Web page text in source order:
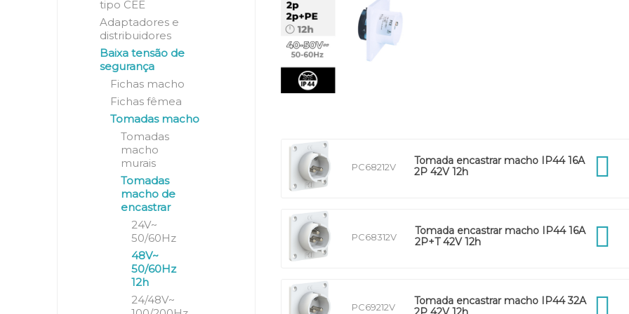
PC68212V
Tomada encastrar macho IP44 16A
2P 42V 12h
PC68312V
Tomada encastrar macho IP44 16A
2P+T 42V 12h
PC69212V
Tomada encastrar macho IP44 32A
tipo CEE
Adaptadores e
distribuidores
Baixa tensão de
segurança
Fichas macho
Fichas fêmea
Tomadas macho
Tomadas
macho
murais
Tomadas
macho de
encastrar
24V~
50/60Hz
48V~
50/60Hz
12h
24/48V~